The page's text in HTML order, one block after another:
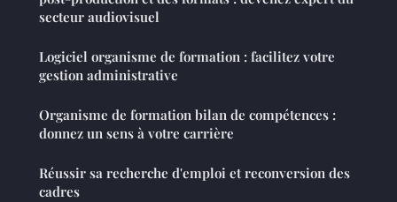
secteur audiovisuel
Logiciel organisme de formation : facilitez votre
gestion administrative
Organisme de formation bilan de compétences :
donnez un sens à votre carrière
Réussir sa recherche d'emploi et reconversion des
cadres